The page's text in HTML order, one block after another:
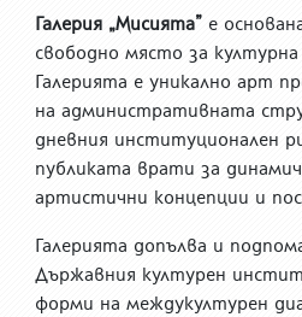
Галерия „Мисията” е
свободно място за
Галерията е уникално арт
на административната
дневния институционален
публиката врати за
артистични концепции и
Галерията допълва и
Държавния културен
форми на междукултурен